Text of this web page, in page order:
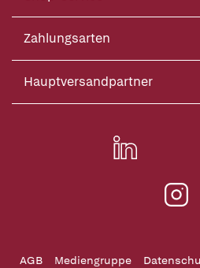
Zahlungsarten
Hauptversandpartner
AGB Mediengruppe